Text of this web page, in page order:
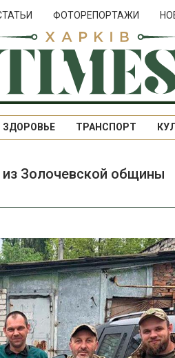
ФОТОРЕПОРТАЖИ
ЗДОРОВЬЕ ТРАНСПОРТ
Золочевской общины